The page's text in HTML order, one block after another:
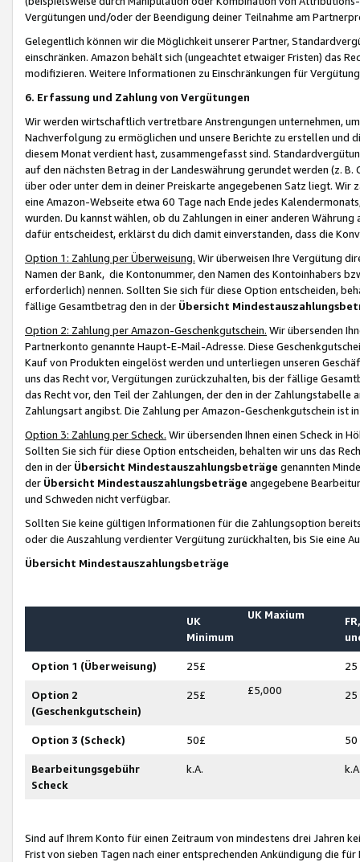
Vergütungen und/oder der Beendigung deiner Teilnahme am
Gelegentlich können wir die Möglichkeit unserer Partner,
einschränken. Amazon behält sich (ungeachtet etwaiger Fristen) das
modifizieren. Weitere Informationen zu Einschränkungen für
6. Erfassung und Zahlung von Vergütungen
Wir werden wirtschaftlich vertretbare Anstrengungen unternehmen,
Nachverfolgung zu ermöglichen und unsere Berichte zu erstellen und
diesem Monat verdient hast, zusammengefasst sind.
auf den nächsten Betrag in der Landeswährung gerundet werden (z.
über oder unter dem in deiner Preiskarte angegebenen Satz liegt.
eine Amazon-Webseite etwa 60 Tage nach Ende jedes
wurden. Du kannst wählen, ob du Zahlungen in einer anderen
dafür entscheidest, erklärst du dich damit einverstanden, dass die
Option 1: Zahlung per Überweisung. Wir überweisen Ihre Vergütung
Namen der Bank, die Kontonummer, den Namen des Kontoinhabers
erforderlich) nennen. Sollten Sie sich für diese Option entscheiden,
fällige Gesamtbetrag den in der Übersicht
Option 2: Zahlung per Amazon-Geschenkgutschein. Wir übersenden
Partnerkonto genannte Haupt-E-Mail-Adresse. Diese
Kauf von Produkten eingelöst werden und unterliegen unseren
uns das Recht vor, Vergütungen zurückzuhalten, bis der fällige
das Recht vor, den Teil der Zahlungen, der den in der
Zahlungsart angibst. Die Zahlung per Amazon-Geschenkgutschein ist
Option 3: Zahlung per Scheck. Wir übersenden Ihnen einen Scheck in
Sollten Sie sich für diese Option entscheiden, behalten wir uns das
den in der Übersicht Mindestauszahlungsbeträge genannten
der Übersicht Mindestauszahlungsbeträge angegebene
und Schweden nicht verfügbar.
Sollten Sie keine gültigen Informationen für die Zahlungsoption
oder die Auszahlung verdienter Vergütung zurückhalten, bis Sie
Übersicht Mindestauszahlungsbeträge
UK
Minimum
UK Maxium
Option 1 (Überweisung) 25£ 25
Option 2
(Geschenkgutschein)
25£ £5,000 25
Option 3 (Scheck) 50£ 50
Bearbeitungsgebühr
Scheck
k.A.
Sind auf Ihrem Konto für einen Zeitraum von mindestens drei Jahren
Frist von sieben Tagen nach einer entsprechenden Ankündigung die